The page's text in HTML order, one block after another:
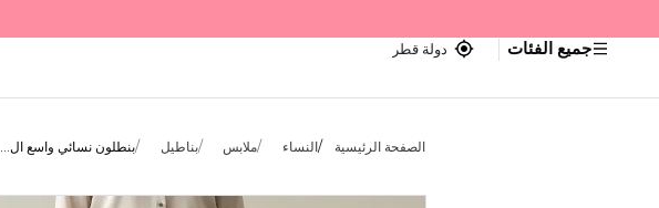
جميع الفئات دولة قطر
الصفحة الرئيسية النساء ملابس بناطيل بنطلون نسائي واسع ال...